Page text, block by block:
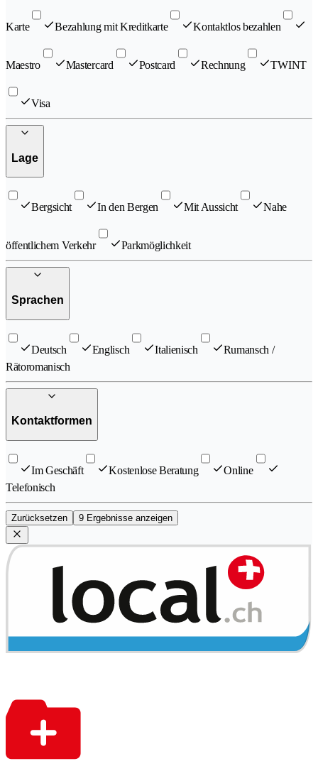
Karte Bezahlung mit Kreditkarte Kontaktlos bezahlen
Maestro Mastercard Postcard Rechnung TWINT
Visa
Lage
Bergsicht In den Bergen Mit Aussicht Nahe
öffentlichem Verkehr Parkmöglichkeit
Sprachen
Deutsch Englisch Italienisch
Rumansch /
Rätoromanisch
Kontaktformen
Im Geschäft Kostenlose Beratung
Online
Telefonisch
Zurücksetzen 9 Ergebnisse anzeigen